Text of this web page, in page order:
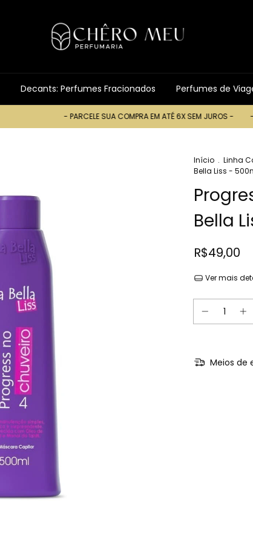
Decants: Perfumes Fracionados Perfumes de
- PARCELE SUA COMPRA EM ATÉ 6X SEM JUROS - -
Início . Linha
Bella Liss -
Bella
R$49,00
Ver mais
Meios de